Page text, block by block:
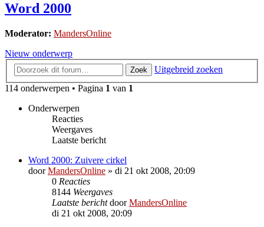
Word 2000
Moderator: MandersOnline
Nieuw onderwerp
Zoek
Uitgebreid zoeken
114 onderwerpen • Pagina 1 van 1
Onderwerpen
Reacties
Weergaves
Laatste bericht
Word 2000: Zuivere cirkel
doorMandersOnline » di 21 okt 2008, 20:09
0 Reacties
8144 Weergaves
Laatste berichtdoorMandersOnline
di 21 okt 2008, 20:09